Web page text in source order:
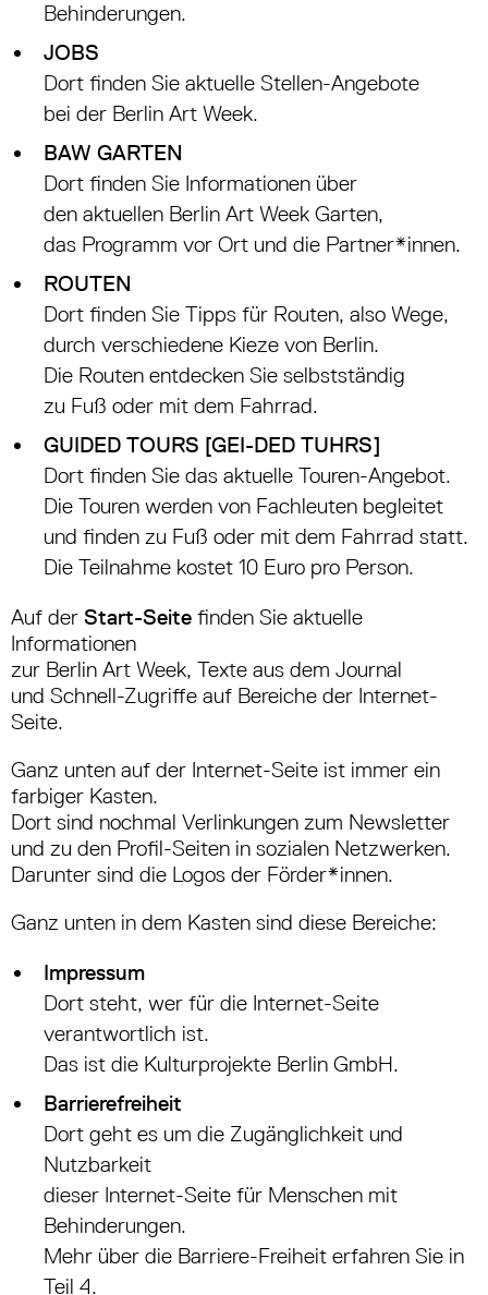
Behinderungen.
JOBS
Dort finden Sie aktuelle Stellen-Angebote
bei der Berlin Art Week.
BAW GARTEN
Dort finden Sie Informationen über
den aktuellen Berlin Art Week Garten,
das Programm vor Ort und die Partner*innen.
ROUTEN
Dort finden Sie Tipps für Routen, also Wege,
durch verschiedene Kieze von Berlin.
Die Routen entdecken Sie selbstständig
zu Fuß oder mit dem Fahrrad.
GUIDED TOURS [GEI-DED TUHRS]
Dort finden Sie das aktuelle Touren-Angebot.
Die Touren werden von Fachleuten begleitet
und finden zu Fuß oder mit dem Fahrrad statt.
Die Teilnahme kostet 10 Euro pro Person.
Auf der Start-Seite finden Sie aktuelle
Informationen
zur Berlin Art Week, Texte aus dem Journal
und Schnell-Zugriffe auf Bereiche der Internet-
Seite.
Ganz unten auf der Internet-Seite ist immer ein
farbiger Kasten.
Dort sind nochmal Verlinkungen zum Newsletter
und zu den Profil-Seiten in sozialen Netzwerken.
Darunter sind die Logos der Förder*innen.
Ganz unten in dem Kasten sind diese Bereiche:
Impressum
Dort steht, wer für die Internet-Seite
verantwortlich ist.
Das ist die Kulturprojekte Berlin GmbH.
Barrierefreiheit
Dort geht es um die Zugänglichkeit und
Nutzbarkeit
dieser Internet-Seite für Menschen mit
Behinderungen.
Mehr über die Barriere-Freiheit erfahren Sie in
Teil 4‎‎.